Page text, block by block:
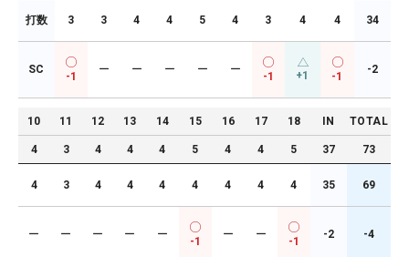
打数 3 3 4 4 5 4 3 4 4 34
SC
-1
ー ー ー ー ー
-1 +1 -1
-2
10 11 12 13 14 15 16 17 18 IN TOTAL
4 3 4 4 4 5 4 4 5 37 73
4 3 4 4 4 4 4 4 4 35 69
ー ー ー ー ー
-1
ー ー
-1
-2 -4